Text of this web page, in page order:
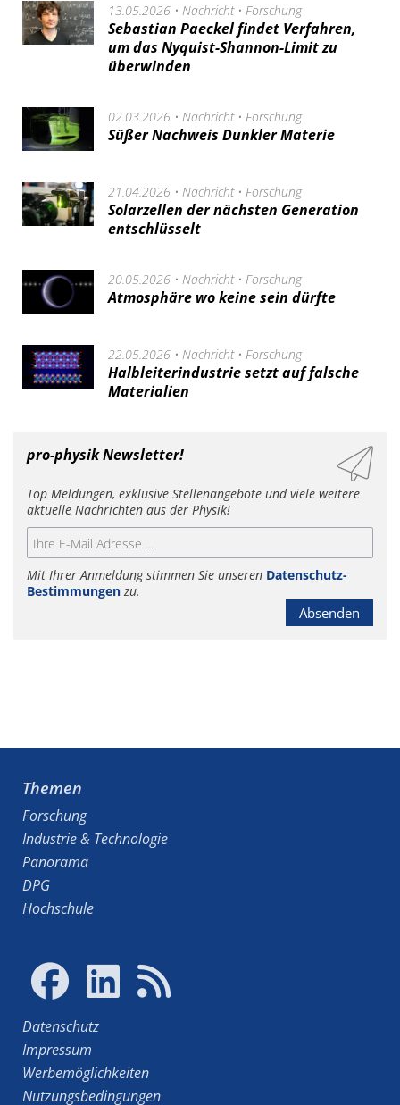
13.05.2026 • Nachricht• Forschung
Sebastian Paeckel findet Verfahren,
um das Nyquist-Shannon-Limit zu
überwinden
02.03.2026 • Nachricht• Forschung
Süßer Nachweis Dunkler Materie
21.04.2026 • Nachricht• Forschung
Solarzellen der nächsten Generation
entschlüsselt
20.05.2026 • Nachricht• Forschung
Atmosphäre wo keine sein dürfte
22.05.2026 • Nachricht• Forschung
Halbleiterindustrie setzt auf falsche
Materialien
pro-physik Newsletter!
Top Meldungen, exklusive Stellenangebote und viele weitere
aktuelle Nachrichten aus der Physik!
Mit Ihrer Anmeldung stimmen Sie unseren Datenschutz-
Bestimmungen zu.
Absenden
Themen
Forschung
Industrie & Technologie
Panorama
DPG
Hochschule
Datenschutz
Impressum
Werbemöglichkeiten
Nutzungsbedingungen